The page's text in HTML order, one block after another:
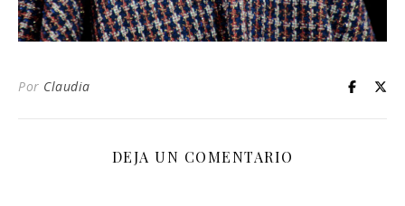
Por Claudia
DEJA UN COMENTARIO